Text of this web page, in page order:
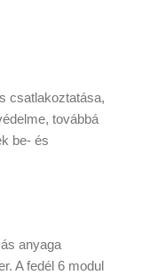
csatlakoztatása,
továbbá
be- és
anyaga
A fedél 6 modul